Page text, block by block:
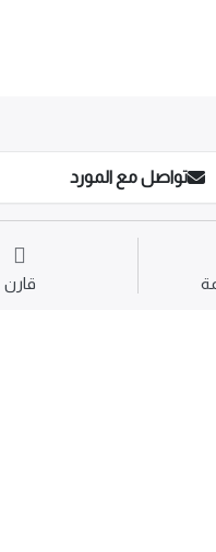
تواصل مع المورد
قارن